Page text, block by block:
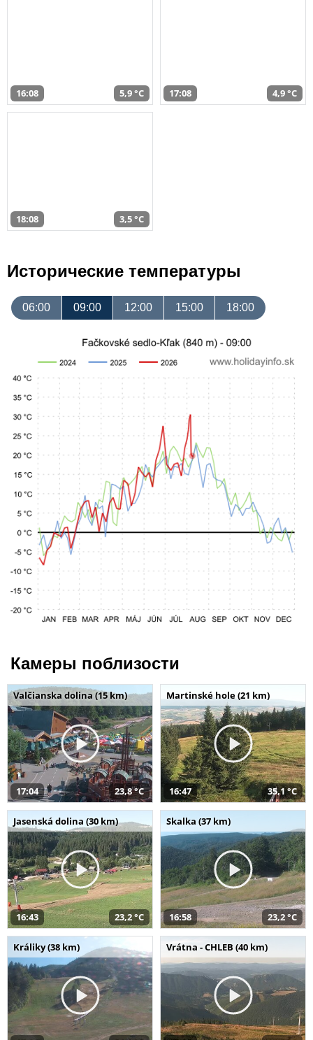
16:08 5,9 °C 17:08 4,9 °C
18:08 3,5 °C
Исторические температуры
06:00 09:00 12:00 15:00 18:00
Камеры поблизости
Valčianska dolina (15 km)
17:04 23,8 °C
Martinské hole (21 km)
16:47 35,1 °C
Jasenská dolina (30 km)
16:43 23,2 °C
Skalka (37 km)
16:58 23,2 °C
Králiky (38 km) Vrátna - CHLEB (40 km)